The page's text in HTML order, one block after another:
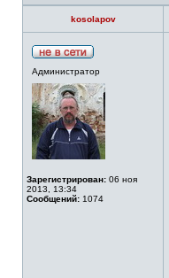
kosolapov
Администратор
Зарегистрирован: 06 ноя
2013, 13:34
Сообщений: 1074